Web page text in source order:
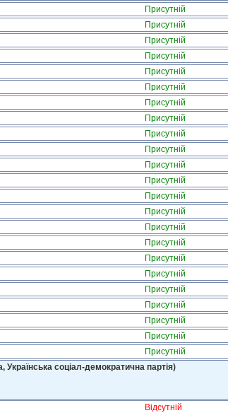
Присутній
Присутній
Присутній
Присутній
Присутній
Присутній
Присутній
Присутній
Присутній
Присутній
Присутній
Присутній
Присутній
Присутній
Присутній
Присутній
Присутній
Присутній
Присутній
Присутній
Присутній
Присутній
Присутній
соціал-демократична партія)
Відсутній